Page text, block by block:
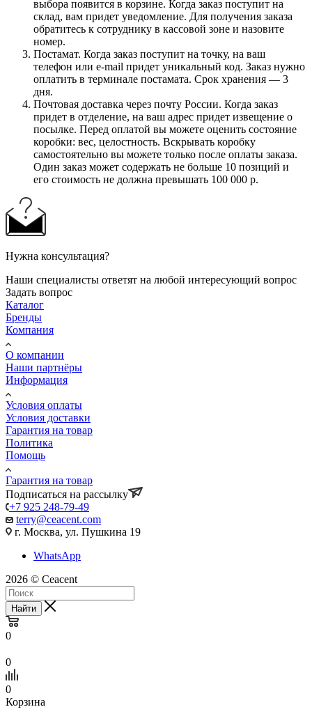
выбора появится в корзине. Когда заказ поступит на
склад, вам придет уведомление. Для получения заказа
обратитесь к сотруднику в кассовой зоне и назовите
номер.
Постамат. Когда заказ поступит на точку, на ваш
телефон или e-mail придет уникальный код. Заказ нужно
оплатить в терминале постамата. Срок хранения — 3
дня.
Почтовая доставка через почту России. Когда заказ
придет в отделение, на ваш адрес придет извещение о
посылке. Перед оплатой вы можете оценить состояние
коробки: вес, целостность. Вскрывать коробку
самостоятельно вы можете только после оплаты заказа.
Один заказ может содержать не больше 10 позиций и
его стоимость не должна превышать 100 000 р.
Нужна консультация?
Наши специалисты ответят на любой интересующий вопрос
Задать вопрос
Каталог
Бренды
Компания
О компании
Наши партнёры
Информация
Условия оплаты
Условия доставки
Гарантия на товар
Политика
Помощь
Гарантия на товар
Подписаться на рассылку
+7 925 248-79-49
terry@ceacent.com
г. Москва, ул. Пушкина 19
WhatsApp
2026 © Сeacent
Найти
0
0
0
Корзина